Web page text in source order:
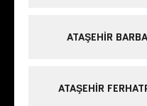
ATAŞEHIR
ATAŞEHIR